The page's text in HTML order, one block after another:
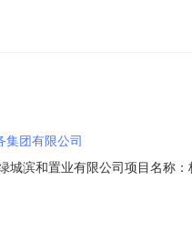
集团有限公司
滨和置业有限公司项目名称：